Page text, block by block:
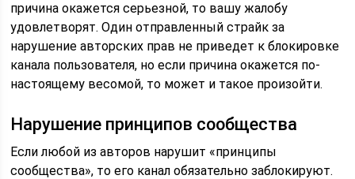
причина окажется серьезной, то вашу жалобу
удовлетворят. Один отправленный страйк за
нарушение авторских прав не приведет к блокировке
канала пользователя, но если причина окажется по-
настоящему весомой, то может и такое произойти.
Нарушение принципов сообщества
Если любой из авторов нарушит «принципы
сообщества», то его канал обязательно заблокируют.